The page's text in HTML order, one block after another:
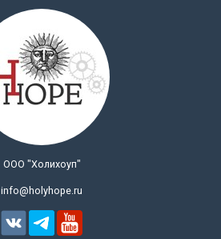
ООО "Холихоуп"
info@holyhope.ru